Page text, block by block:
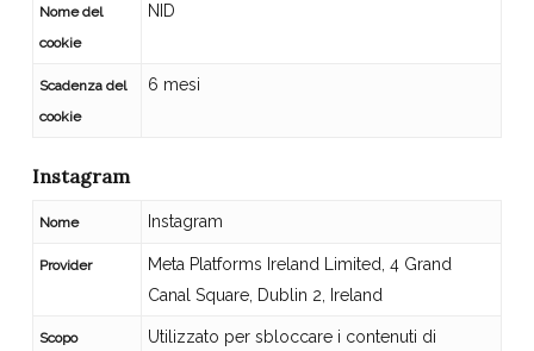
Nome del
cookie
NID
Scadenza del
cookie
6 mesi
Instagram
Nome Instagram
Provider
Meta Platforms Ireland Limited, 4 Grand
Canal Square, Dublin 2, Ireland
Scopo
Utilizzato per sbloccare i contenuti di